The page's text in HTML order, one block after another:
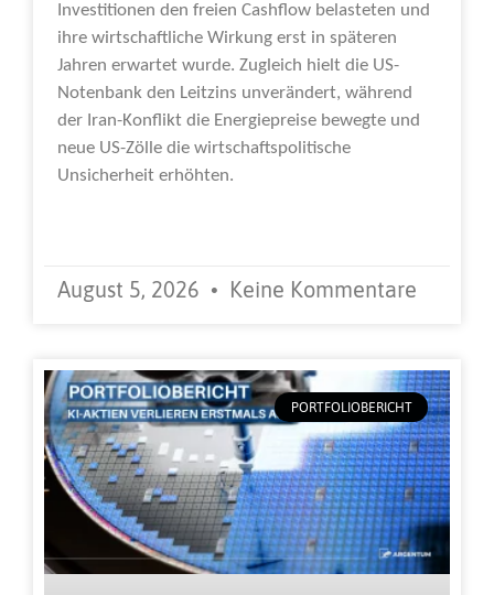
Investitionen den freien Cashflow belasteten und
ihre wirtschaftliche Wirkung erst in späteren
Jahren erwartet wurde. Zugleich hielt die US-
Notenbank den Leitzins unverändert, während
der Iran-Konflikt die Energiepreise bewegte und
neue US-Zölle die wirtschaftspolitische
Unsicherheit erhöhten.
August 5, 2026 Keine Kommentare
PORTFOLIOBERICHT